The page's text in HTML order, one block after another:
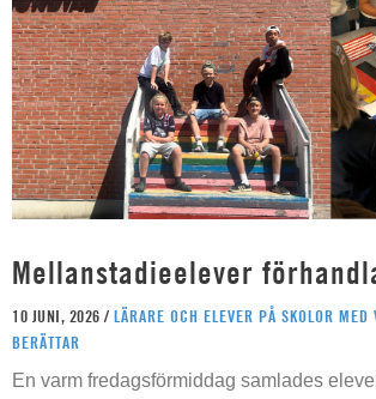
Mellanstadieelever
10 JUNI, 2026 / LÄRARE OCH ELEVER PÅ SKOLOR MED
BERÄTTAR
En varm fredagsförmiddag samlades